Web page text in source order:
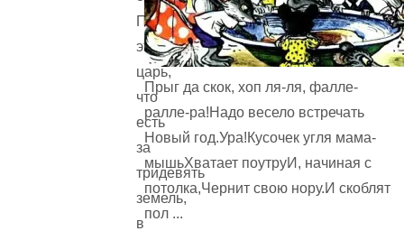
Прослышал
этот
царь,
что
есть
за
тридевять
земель,
в
Прыг да скок, хоп ля-ля, фалле-
ралле-ра!Надо весело встречать
Новый год.Ура!Кусочек угля мама-
мышьХватает поутруИ, начиная с
потолка,Чернит свою нору.И скоблят
пол ...